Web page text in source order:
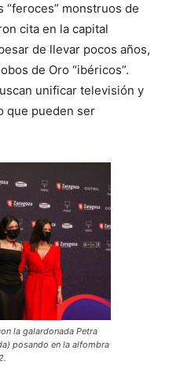
“feroces” monstruos de
cita en la capital
de llevar pocos años,
de Oro “ibéricos”.
unificar televisión y
que pueden ser
la galardonada Petra
posando en la alfombra